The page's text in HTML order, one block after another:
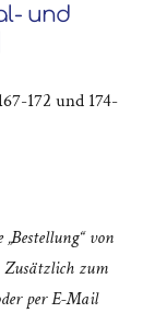
und
172 und 174-
von
Zusätzlich zum
per E-Mail